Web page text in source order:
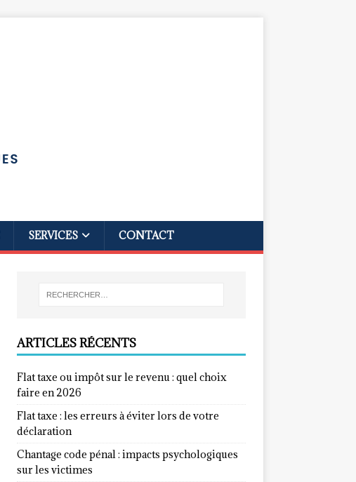
SERVICES CONTACT
ARTICLES RÉCENTS
Flat taxe ou impôt sur le revenu : quel choix
faire en 2026
Flat taxe : les erreurs à éviter lors de votre
déclaration
Chantage code pénal : impacts psychologiques
sur les victimes